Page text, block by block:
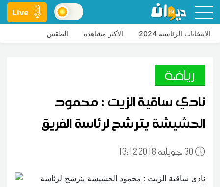
Live
الانتخابات الرئاسية 2024 الأكثر مشاهدة الطقس
رياضة
نادي ساقية الزيت : محمود
الحشيشة يترشح لرئاسة الفريق
3013:12 2018 جويلية